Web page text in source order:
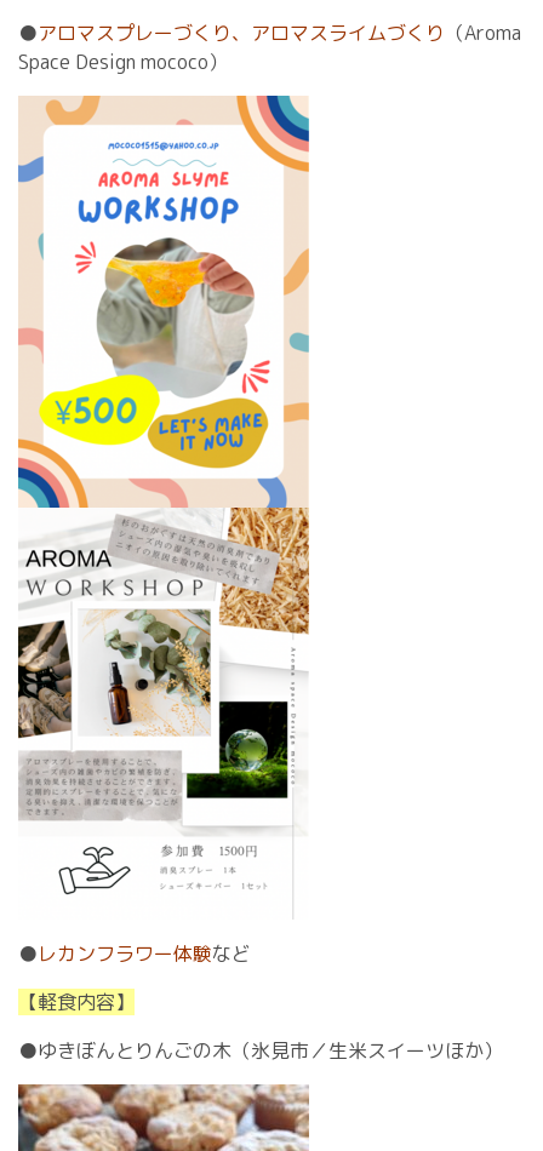
●アロマスプレーづくり、アロマスライムづくり （Aroma
Space Design mococo）
●レカンフラワー体験など
【軽食内容】
●ゆきぼんとりんごの木（氷見市／生米スイーツほか）